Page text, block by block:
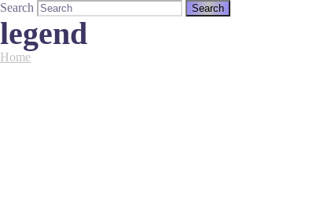
Search
legend
Home